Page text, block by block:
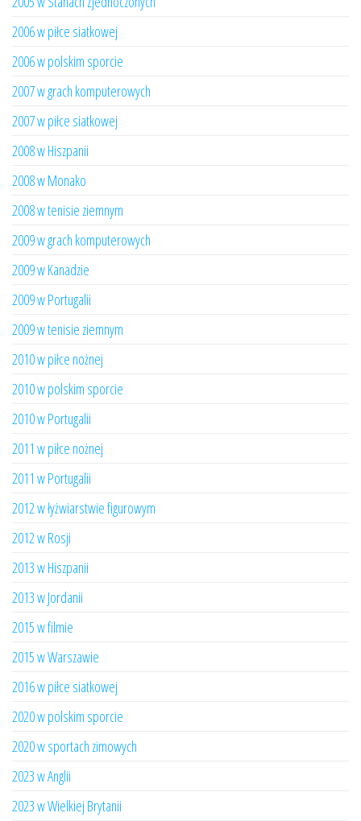
2006 w piłce siatkowej
2006 w polskim sporcie
2007 w grach komputerowych
2007 w piłce siatkowej
2008 w Hiszpanii
2008 w Monako
2008 w tenisie ziemnym
2009 w grach komputerowych
2009 w Kanadzie
2009 w Portugalii
2009 w tenisie ziemnym
2010 w piłce nożnej
2010 w polskim sporcie
2010 w Portugalii
2011 w piłce nożnej
2011 w Portugalii
2012 w łyżwiarstwie figurowym
2012 w Rosji
2013 w Hiszpanii
2013 w Jordanii
2015 w filmie
2015 w Warszawie
2016 w piłce siatkowej
2020 w polskim sporcie
2020 w sportach zimowych
2023 w Anglii
2023 w Wielkiej Brytanii